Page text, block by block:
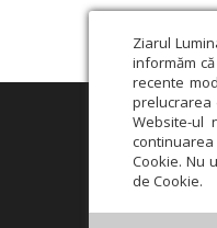
Ziarul
informăm
recente
prelucrarea
Website-ul
Cookie. Nu
de Cookie.